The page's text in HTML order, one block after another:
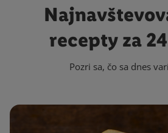
recepty za
Pozri sa, čo sa dnes